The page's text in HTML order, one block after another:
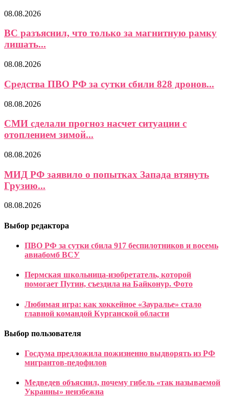
08.08.2026
ВС разъяснил, что только за магнитную рамку
лишать...
08.08.2026
Средства ПВО РФ за сутки сбили 828 дронов...
08.08.2026
СМИ сделали прогноз насчет ситуации с
отоплением зимой...
08.08.2026
МИД РФ заявило о попытках Запада втянуть
Грузию...
08.08.2026
Выбор редактора
ПВО РФ за сутки сбила 917 беспилотников и восемь
авиабомб ВСУ
Пермская школьница-изобретатель, которой
помогает Путин, съездила на Байконур. Фото
Любимая игра: как хоккейное «Зауралье» стало
главной командой Курганской области
Выбор пользователя
Госдума предложила пожизненно выдворять из РФ
мигрантов-педофилов
Медведев объяснил, почему гибель «так называемой
Украины» неизбежна